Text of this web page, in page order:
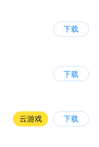
下载
下载
云游戏 下载